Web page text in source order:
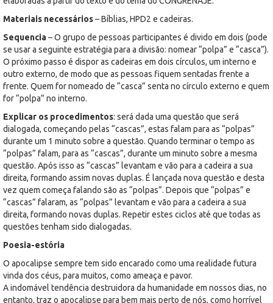
Materiais necessários– Bíblias, HPD2 e cadeiras.
Sequencia– O grupo de pessoas participantes é divido em dois (pode
se usar a seguinte estratégia para a divisão: nomear “polpa” e “casca”).
O próximo passo é dispor as cadeiras em dois círculos, um interno e
outro externo, de modo que as pessoas fiquem sentadas frente a
frente. Quem for nomeado de “casca” senta no círculo externo e quem
for “polpa” no interno.
Explicar os procedimentos: será dada uma questão que será
dialogada, começando pelas “cascas”, estas falam para as “polpas”
durante um 1 minuto sobre a questão. Quando terminar o tempo as
“polpas” falam, para as “cascas”, durante um minuto sobre a mesma
questão. Após isso as “cascas” levantam e vão para a cadeira a sua
direita, formando assim novas duplas. É lançada nova questão e desta
vez quem começa falando são as “polpas”. Depois que “polpas” e
“cascas” falaram, as “polpas” levantam e vão para a cadeira a sua
direita, formando novas duplas. Repetir estes ciclos até que todas as
questões tenham sido dialogadas.
Poesia-estória
O apocalipse sempre tem sido encarado como uma realidade futura
vinda dos céus, para muitos, como ameaça e pavor.
A indomável tendência destruidora da humanidade em nossos dias, no
entanto, traz o apocalipse para bem mais perto de nós, como horrível